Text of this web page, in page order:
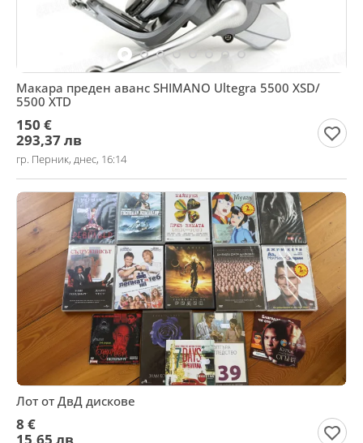
Макара преден аванс SHIMANO Ultegra 5500 XSD/
5500 XTD
150 €
293,37 лв
гр. Перник, днес, 16:14
Лот от ДвД дискове
8 €